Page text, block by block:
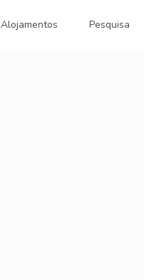
Alojamentos Pesquisa